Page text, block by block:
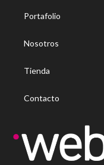
Portafolio
Nosotros
Tienda
Contacto